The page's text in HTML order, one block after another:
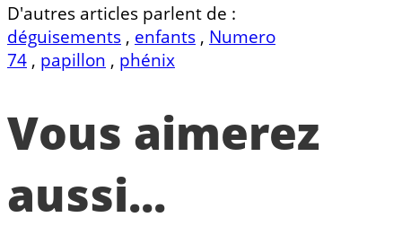
D'autres articles parlent de :
déguisements , enfants , Numero
74 , papillon , phénix
Vous aimerez
aussi...